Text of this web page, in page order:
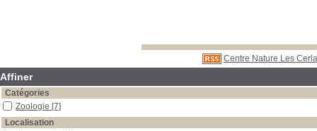
Centre Nature Les
Affiner
Catégories
Zoologie [7]
Localisation